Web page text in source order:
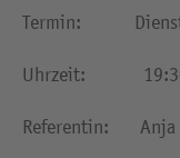
Termin:
Uhrzeit: 19:30-
Referentin: Anja